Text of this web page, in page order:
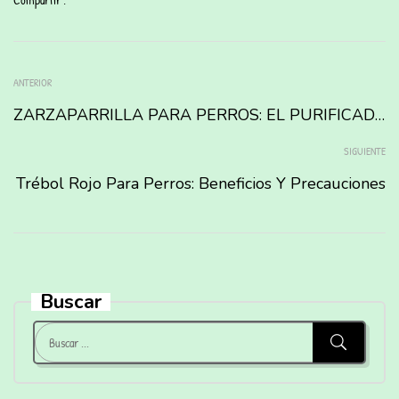
Buscar
ANTERIOR
ZARZAPARRILLA PARA PERROS: EL PURIFICADOR NATURAL QUE TU CAN NECESITA
SIGUIENTE
Trébol Rojo Para Perros: Beneficios Y Precauciones